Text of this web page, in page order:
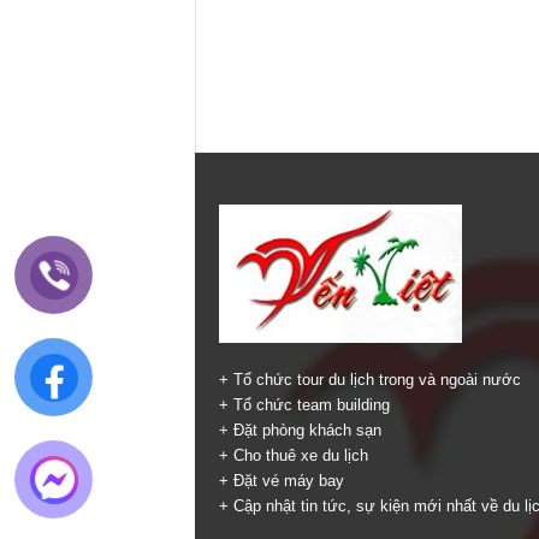
+ Tổ chức tour du lịch trong và ngoài nước
+ Tổ chức team building
+ Đặt phòng khách sạn
+ Cho thuê xe du lịch
+ Đặt vé máy bay
+ Cập nhật tin tức, sự kiện mới nhất về du